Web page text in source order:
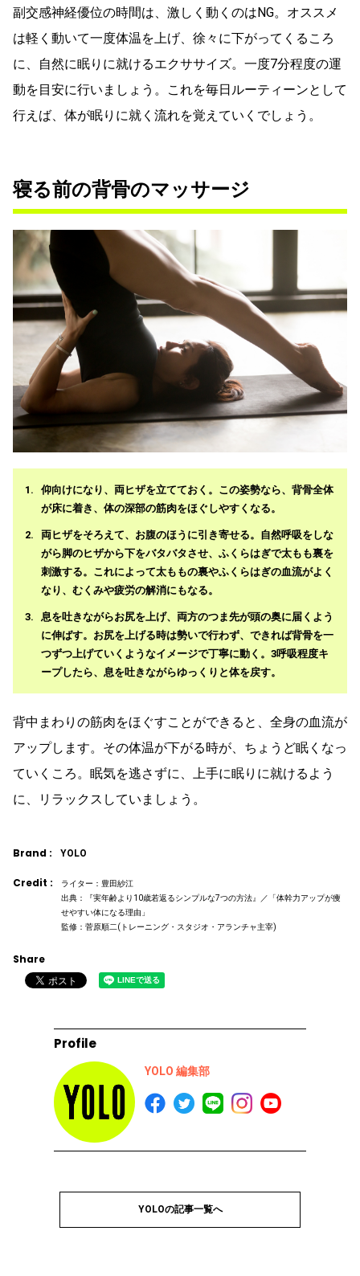
副交感神経優位の時間は、激しく動くのはNG。オススメ
は軽く動いて一度体温を上げ、徐々に下がってくるころ
に、自然に眠りに就けるエクササイズ。一度7分程度の運
動を目安に行いましょう。これを毎日ルーティーンとして
行えば、体が眠りに就く流れを覚えていくでしょう。
寝る前の背骨のマッサージ
仰向けになり、両ヒザを立てておく。この姿勢なら、背骨全体
が床に着き、体の深部の筋肉をほぐしやすくなる。
両ヒザをそろえて、お腹のほうに引き寄せる。自然呼吸をしな
がら脚のヒザから下をバタバタさせ、ふくらはぎで太もも裏を
刺激する。これによって太ももの裏やふくらはぎの血流がよく
なり、むくみや疲労の解消にもなる。
息を吐きながらお尻を上げ、両方のつま先が頭の奥に届くよう
に伸ばす。お尻を上げる時は勢いで行わず、できれば背骨を一
つずつ上げていくようなイメージで丁寧に動く。3呼吸程度キ
ープしたら、息を吐きながらゆっくりと体を戻す。
背中まわりの筋肉をほぐすことができると、全身の血流が
アップします。その体温が下がる時が、ちょうど眠くなっ
ていくころ。眠気を逃さずに、上手に眠りに就けるよう
に、リラックスしていましょう。
Brand : YOLO
Credit :
ライター：豊田紗江
出典：『実年齢より10歳若返るシンプルな7つの方法』／「体幹力アップが痩
せやすい体になる理由」
監修：菅原順二(トレーニング・スタジオ・アランチャ主宰)
Share
Profile
YOLO 編集部
YOLOの記事一覧へ